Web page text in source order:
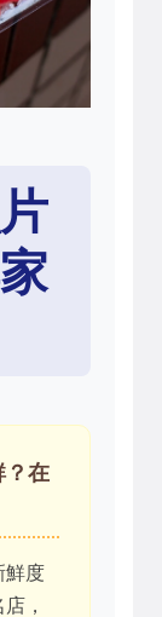
？在
鮮度
，